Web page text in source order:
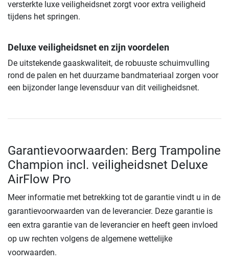
versterkte luxe veiligheidsnet zorgt voor extra veiligheid
tijdens het springen.
Deluxe veiligheidsnet en zijn voordelen
De uitstekende gaaskwaliteit, de robuuste schuimvulling
rond de palen en het duurzame bandmateriaal zorgen voor
een bijzonder lange levensduur van dit veiligheidsnet.
Garantievoorwaarden: Berg Trampoline
Champion incl. veiligheidsnet Deluxe
AirFlow Pro
Meer informatie met betrekking tot de garantie vindt u in de
garantievoorwaarden van de leverancier. Deze garantie is
een extra garantie van de leverancier en heeft geen invloed
op uw rechten volgens de algemene wettelijke
voorwaarden.